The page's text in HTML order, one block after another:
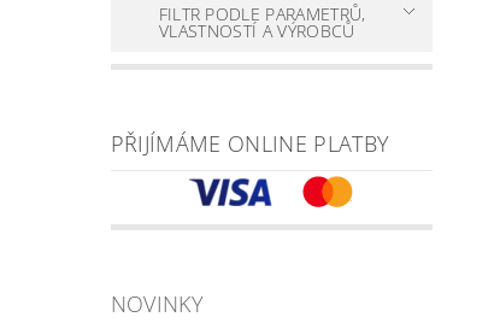
FILTR PODLE PARAMETRŮ,
VLASTNOSTÍ A VÝROBCŮ
PŘIJÍMÁME ONLINE PLATBY
NOVINKY